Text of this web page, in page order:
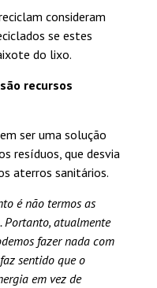
consideram
se estes
do lixo.
recursos
ser uma solução
resíduos, que desvia
aterros sanitários.
é não termos as
Portanto, atualmente
fazer nada com
sentido que o
em vez de